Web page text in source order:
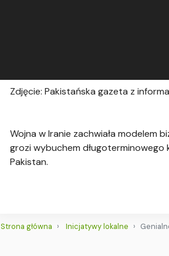
Zdjęcie: Pakistańska gazeta z
Wojna w Iranie zachwiała modelem
grozi wybuchem
Pakistan.
Strona główna Inicjatywy lokalne